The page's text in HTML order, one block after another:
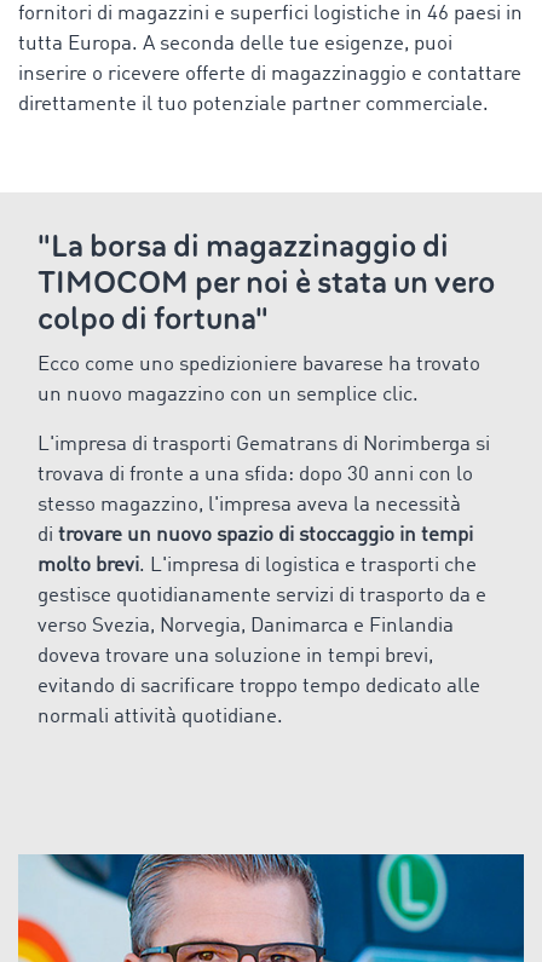
fornitori di magazzini e superfici logistiche in 46 paesi in
tutta Europa. A seconda delle tue esigenze, puoi
inserire o ricevere offerte di magazzinaggio e contattare
direttamente il tuo potenziale partner commerciale.
"La borsa di magazzinaggio di
TIMOCOM per noi è stata un vero
colpo di fortuna"
Ecco come uno spedizioniere bavarese ha trovato
un nuovo magazzino con un semplice clic.
L'impresa di trasporti Gematrans di Norimberga si
trovava di fronte a una sfida: dopo 30 anni con lo
stesso magazzino, l'impresa aveva la necessità
di trovare un nuovo spazio di stoccaggio in tempi
molto brevi. L'impresa di logistica e trasporti che
gestisce quotidianamente servizi di trasporto da e
verso Svezia, Norvegia, Danimarca e Finlandia
doveva trovare una soluzione in tempi brevi,
evitando di sacrificare troppo tempo dedicato alle
normali attività quotidiane.